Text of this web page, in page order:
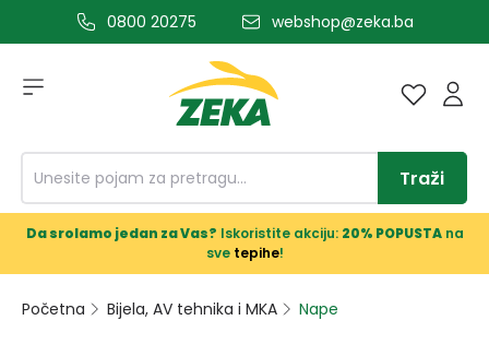
glavni sadržaj0800 20275 webshop@zeka.ba
Traži
Da srolamo jedan za Vas? Iskoristite akciju: 20% POPUSTAna
sve tepihe!
Početna Bijela, AV tehnika i MKA Nape